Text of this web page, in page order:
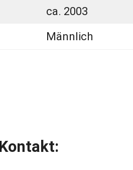
ca. 2003
Männlich
Kontakt: